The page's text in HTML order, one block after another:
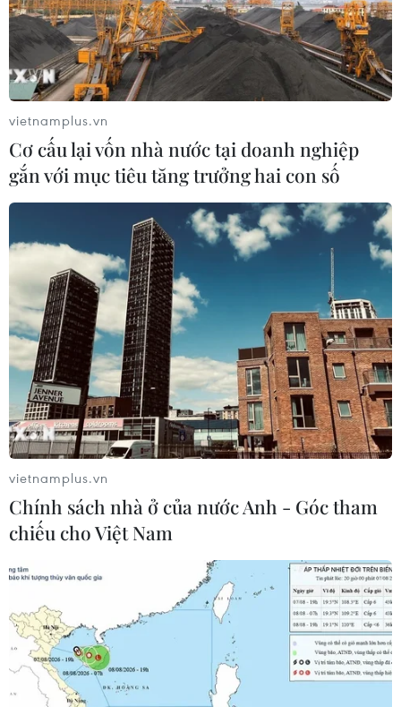
Triệt phá đường dây mua bán hóa đơn
GTGT thu lời hơn 5 tỷ đồng
09/09/2016 11:09
Nhận thấy nhiều khách hàng có nhu cầu mua hóa đơn
GTGT, Nhàn và Hương đã bỏ kinh doanh nhà hàng,
chuyển sang mua bán hóa đơn GTGT khống và thu
được số tiền lên đến trên 5 tỷ đồng.
vietnamplus.vn
Cơ cấu lại vốn nhà nước tại doanh nghiệp
gắn với mục tiêu tăng trưởng hai con số
vietnamplus.vn
Chính sách nhà ở của nước Anh - Góc tham
chiếu cho Việt Nam